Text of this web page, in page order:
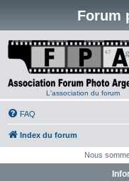
Forum
L'association du forum
FAQ
Index du forum
Nous